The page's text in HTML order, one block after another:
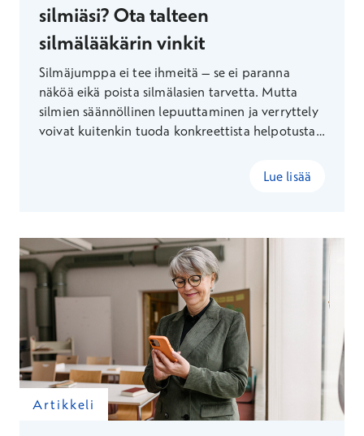
silmiäsi? Ota talteen
silmälääkärin vinkit
Silmäjumppa ei tee ihmeitä – se ei paranna
näköä eikä poista silmälasien tarvetta. Mutta
silmien säännöllinen lepuuttaminen ja verryttely
voivat kuitenkin tuoda konkreettista helpotusta
Lue lisää
Artikkeli